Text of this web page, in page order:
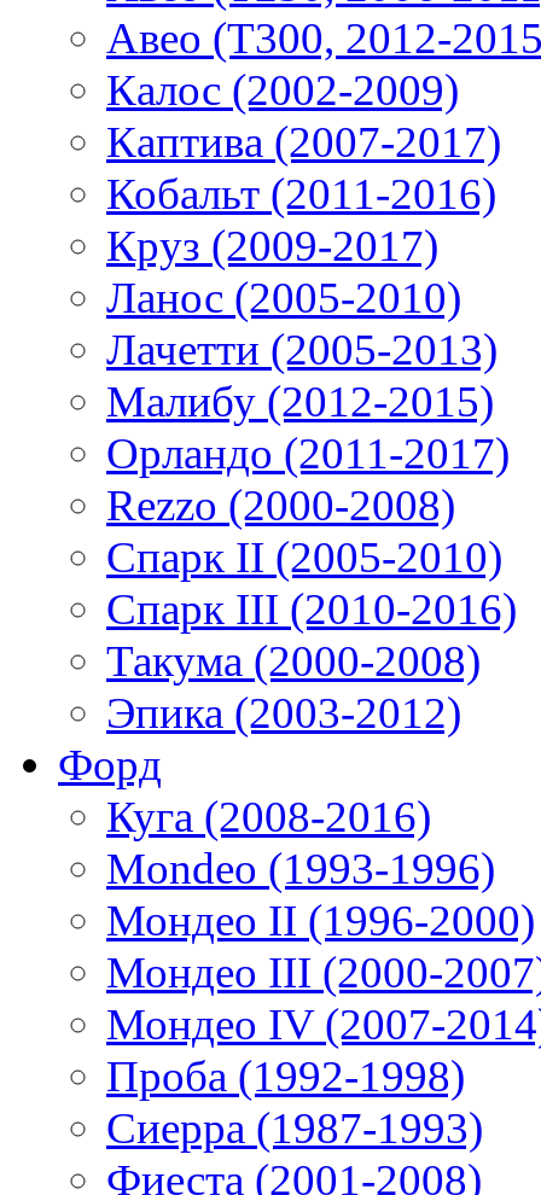
Авео (T300, 2012-
Калос (2002-2009)
Каптива (2007-2017)
Кобальт (2011-2016)
Круз (2009-2017)
Ланос (2005-2010)
Лачетти (2005-2013)
Малибу (2012-2015)
Орландо (2011-2017)
Rezzo (2000-2008)
Спарк II (2005-2010)
Спарк III (2010-2016)
Такума (2000-2008)
Эпика (2003-2012)
Форд
Куга (2008-2016)
Mondeo (1993-1996)
Мондео II (1996-2000)
Мондео III (2000-
Мондео IV (2007-
Проба (1992-1998)
Сиерра (1987-1993)
Фиеста (2001-2008)